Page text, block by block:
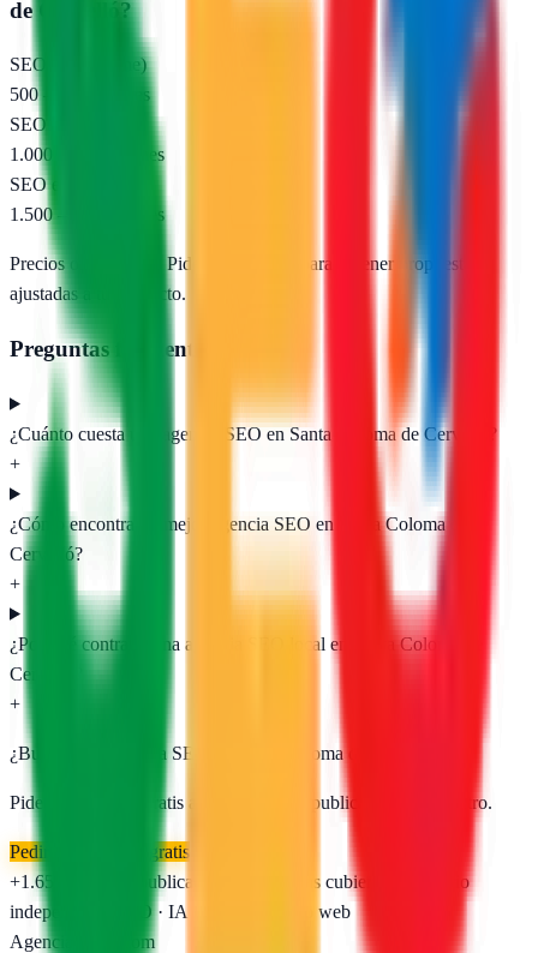
de Cervelló?
SEO local (pyme)
500 – 1.000 €/mes
SEO nacional
1.000 – 2.500 €/mes
SEO e-commerce
1.500 – 5.000 €/mes
Precios orientativos. Pide presupuesto para obtener propuestas
ajustadas a tu proyecto.
Preguntas frecuentes
¿Cuánto cuesta una agencia SEO en Santa Coloma de Cervelló?
+
¿Cómo encontrar la mejor agencia SEO en Santa Coloma de
Cervelló?
+
¿Por qué contratar una agencia SEO local en Santa Coloma de
Cervelló?
+
¿Buscas una agencia SEO en Santa Coloma de Cervelló
Pide presupuesto gratis a las agencias publicadas. Sin registro.
Pedir presupuesto gratis
+1.650
agencias publicadas provincias cubiertas
Directorio
independiente
SEO · IA · GEO · Diseño web
AgenciasSEO
.com